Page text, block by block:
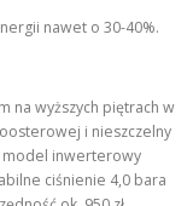
nawet o 30-40%.
na wyższych piętrach w
i nieszczelny
model inwerterowy
ciśnienie 4,0 bara